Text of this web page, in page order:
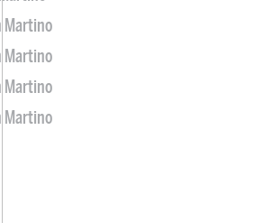
Martino
Martino
Martino
Martino